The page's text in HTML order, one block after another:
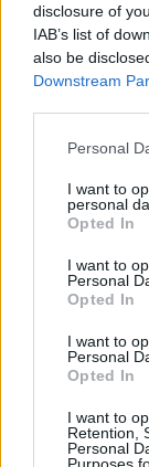
disclosure of
IAB’s list of
also be
Downstream
Please note
not limited to
grant or deny
use your data
consent section.
Personal
I want to
personal
Opted In
I want to
Personal
Opted In
I want to
Personal
Opted In
I want to
Retention,
Personal
Hunter_GS|2024
A fejlesztők
olyan
folyamatot,
Ha még
Warcraft
tapasztalni,
be téged. Az
varázslatok